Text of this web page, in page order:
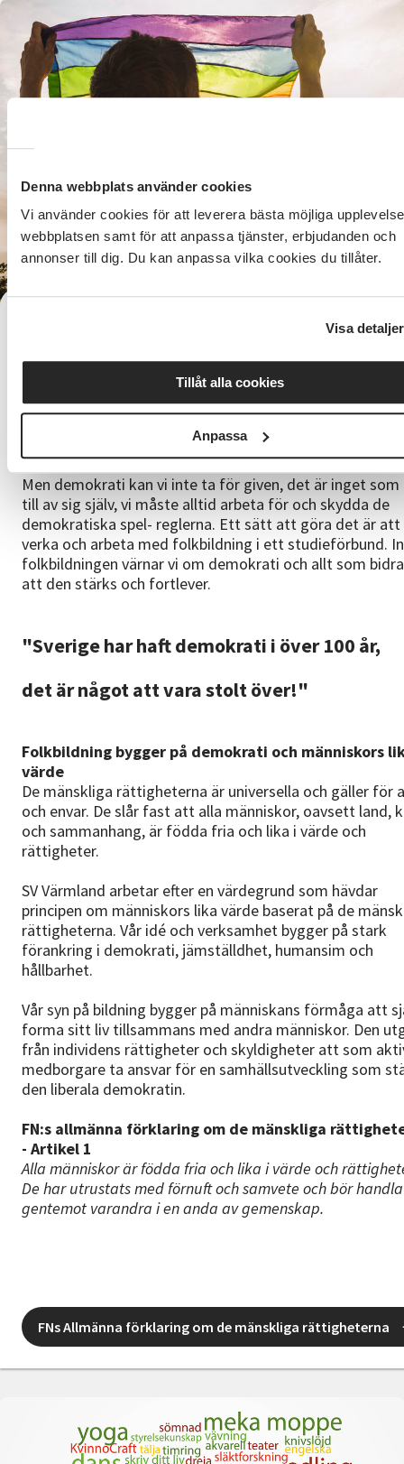
Denna webbplats använder cookies
Vi använder cookies för att leverera bästa möjliga
webbplatsen samt för att anpassa tjänster, erbjudanden och
annonser till dig. Du kan anpassa vilka cookies du tillåter.
Visa detaljer
Tillåt alla cookies
Anpassa
Demokrati kan inte tas för given
Demokrati betyder ungefär folkstyre eller
grundtanke med demokrati är att de som är
eller bor i ett land ska ha möjlighet att vara med
rösta om hur landet ska styras.
Men demokrati kan vi inte ta för given, det är inget som
till av sig själv, vi måste alltid arbeta för och skydda de
demokratiska spel- reglerna. Ett sätt att göra det är att
verka och arbeta med folkbildning i ett studieförbund.
folkbildningen värnar vi om demokrati och allt som
att den stärks och fortlever.
"Sverige har haft demokrati i över 100 år,
det är något att vara stolt över!"
Folkbildning bygger på demokrati och människors
värde
De mänskliga rättigheterna är universella och gäller för
och envar. De slår fast att alla människor, oavsett land,
och sammanhang, är födda fria och lika i värde och
rättigheter.
SV Värmland arbetar efter en värdegrund som hävdar
principen om människors lika värde baserat på de
rättigheterna. Vår idé och verksamhet bygger på stark
förankring i demokrati, jämställdhet, humansim och
hållbarhet.
Vår syn på bildning bygger på människans förmåga att
forma sitt liv tillsammans med andra människor. Den
från individens rättigheter och skyldigheter att som
medborgare ta ansvar för en samhällsutveckling som
den liberala demokratin.
FN:s allmänna förklaring om de mänskliga
- Artikel 1
Alla människor är födda fria och lika i värde och
De har utrustats med förnuft och samvete och bör handla
gentemot varandra i en anda av gemenskap.
FNs Allmänna förklaring om de mänskliga rättigheterna